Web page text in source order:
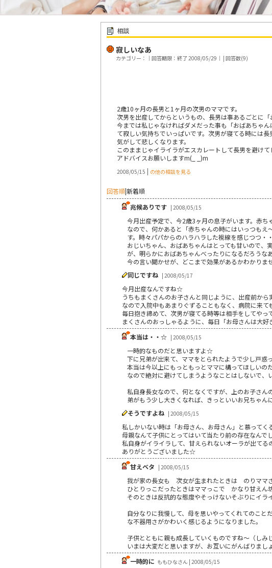
相談
寂しいなあ
カテゴリー：｜回答期限：終了 2008/05/29｜ | 回答数(9)
2歳10ヶ月の長男と1ヶ月の次男のママです。
次男を出産してからというもの、長男は事あるごとに
今までは私じゃなければダメだった事も「おばあちゃ
て寂しい気持ちでいっぱいです。次男が寝てる時には
気がして悲しくなります。
このままじゃイライラがエスカレートして長男を避け
アドバイスお願いしますm(_ _)m
2008/05/15 の他の相談を見る
回答順新着順
兆候ありです | 2008/05/15
今月出産予定で、今2歳3ヶ月の息子がいます。赤ち
なので、何かあると「赤ちゃんの時にはいっつも
す。時々パパからのハラハラした視線を感じつつ・・
おじいちゃん、おばあちゃんはとっても甘いので
が、明らかにおばあちゃんべったりになるだろうなあ
今の言い聞かせが、どこまで効果があるかわかりま
同じですね | 2008/05/17
今月出産なんですね☆
うちもまくさんのお子さんと同じように、出産前から
なので入院中もあまりぐずることもなく、病院に来て
毎日抱き締めて、次男が寝てる時等は相手をしてやっ
まくさんのおっしゃるように、毎日「お母さんは大好
本当は・・☆ | 2008/05/15
一時的なものだと思いますよ☆
下に兄弟が出来て、ママをとられたようで少し戸惑
本当は今以上にもっともっとママに構ってほしいの
なので絶対に避けてしまうようなことはしないで、
私自身長女なので、何となくですが、上のお子さん
弟がもう少し大きくなれば、きっといいお兄ちゃ
そうですよね | 2008/05/15
私しかいない時は「お母さん、お母さん」と慕ってく
母親なんて子供にとってはいて当たり前の存在なんで
私自身がイライラして、甘えられないオーラが出てる
ありがとうございました☆
甘えベタ | 2008/05/15
我が家の長女も 次女が生まれたときは のりママさ
ひとりっこだったときはママっこで かなり甘えん
そのときは反抗的な態度やそっけないそぶりにイ
自分なりに我慢して、母を思いやってくれてのこ
な不器用さがかわいく感じるようになりました。
子供とともに親も成長していくものですね～（しみじ
いまは大変だと思いますが、お互いにがんばりまし
一時的に ももひなさん | 2008/05/15